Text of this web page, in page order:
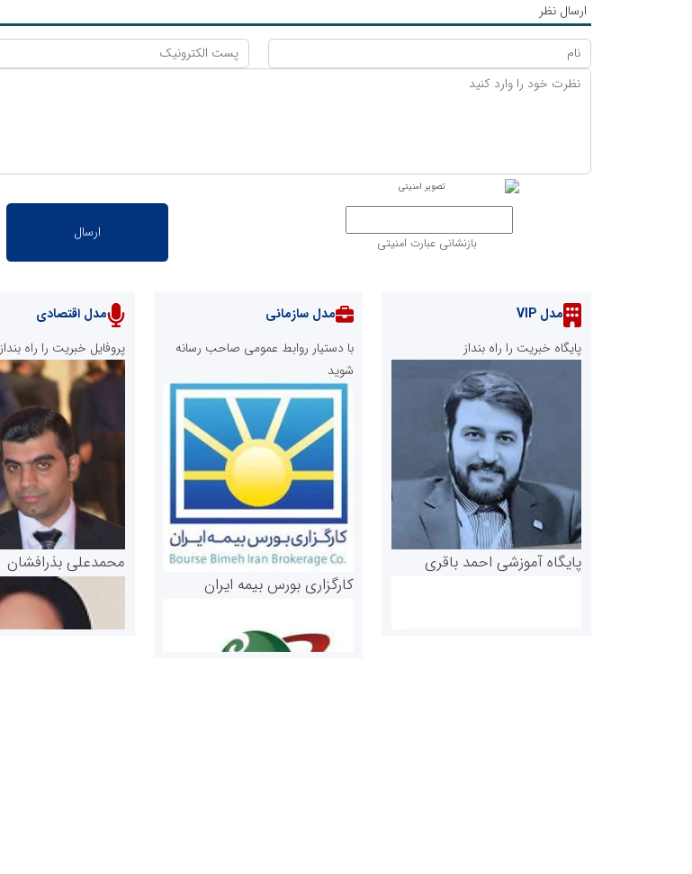
ارسال نظر
بازنشانی عبارت امنیتی
مدل VIP
پایگاه خبریت را راه بنداز
پایگاه آموزشی احمد باقری
مدل سازمانی
با دستیار روابط عمومی صاحب رسانه
شوید
کارگزاری بورس بیمه ایران
مدل اقتصادی
پروفایل خبریت را راه بنداز
محمدعلی بذرافشان